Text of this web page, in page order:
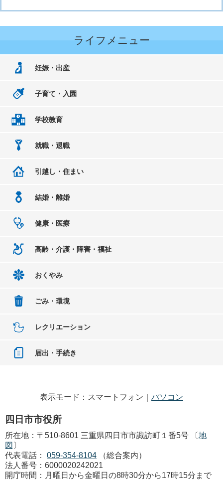
ライフメニュー
妊娠・出産
子育て・入園
学校教育
就職・退職
引越し・住まい
結婚・離婚
健康・医療
高齢・介護・障害・福祉
おくやみ
ごみ・環境
レクリエーション
届出・手続き
表示モード：スマートフォン｜ パソコン
四日市市役所
所在地：〒510-8601 三重県四日市市諏訪町１番5号 〔地
図 〕
代表電話：
059-354-8104
（総合案内）
法人番号：6000020242021
開庁時間：月曜日から金曜日の8時30分から17時15分まで